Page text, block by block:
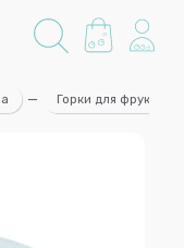
— Горки для фруктов.